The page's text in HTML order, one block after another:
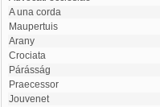
A una corda
Maupertuis
Arany
Crociata
Párásság
Praecessor
Jouvenet